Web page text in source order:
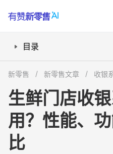
目录
收银系统怎么对比价格和服
如何选择适合自己的生鲜收
生鲜收银系统是否都能兼容电子秤
新零售 新零售文章 收银
生鲜门店收
用？性能、
比